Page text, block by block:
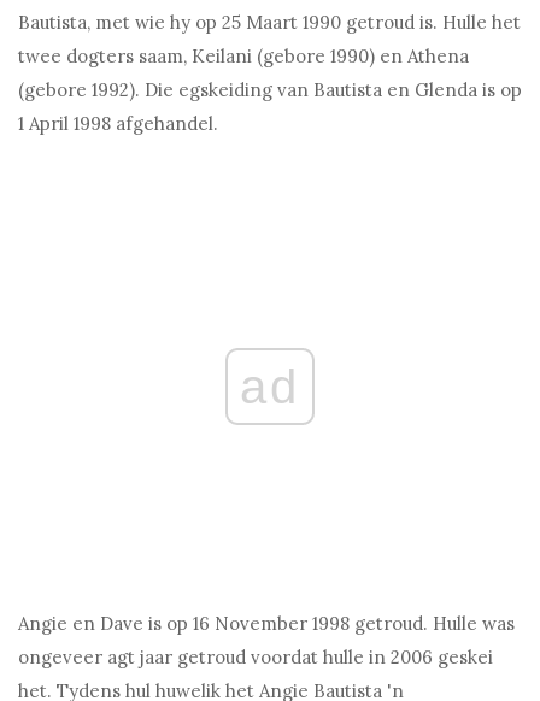
Bautista, met wie hy op 25 Maart 1990 getroud is. Hulle het
twee dogters saam, Keilani (gebore 1990) en Athena
(gebore 1992). Die egskeiding van Bautista en Glenda is op
1 April 1998 afgehandel.
ad
Angie en Dave is op 16 November 1998 getroud. Hulle was
ongeveer agt jaar getroud voordat hulle in 2006 geskei
het. Tydens hul huwelik het Angie Bautista 'n